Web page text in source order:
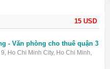
15 USD
- Văn phòng cho thuê quận 3
Ho Chi Minh City, Ho Chi Minh,